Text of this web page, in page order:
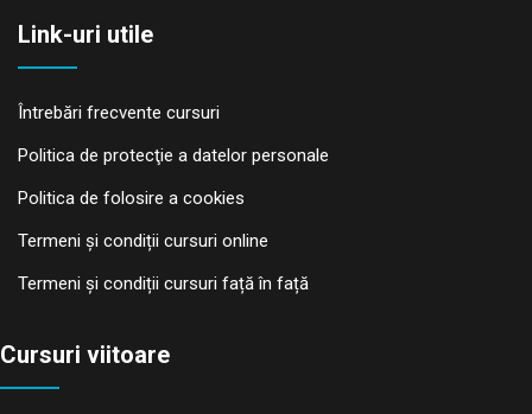
Link-uri utile
Întrebări frecvente cursuri
Politica de protecţie a datelor personale
Politica de folosire a cookies
Termeni și condiții cursuri online
Termeni și condiții cursuri față în față
Cursuri viitoare